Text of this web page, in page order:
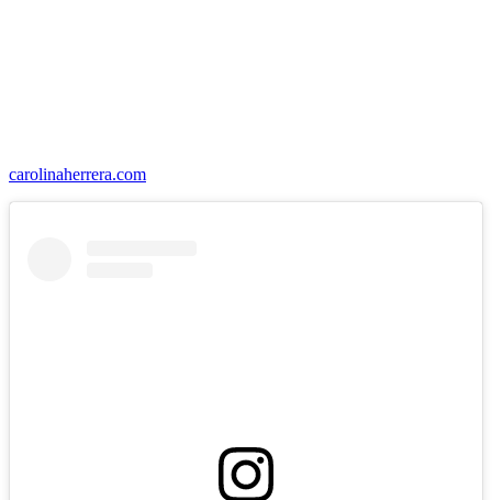
carolinaherrera.com